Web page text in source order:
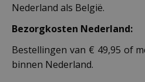
Nederland als België.
Bezorgkosten Nederland:
Bestellingen van € 49,95 of
binnen Nederland.